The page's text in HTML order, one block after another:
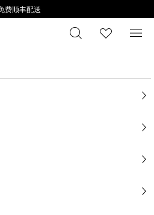
费顺丰配送
搜索 心愿清
菜